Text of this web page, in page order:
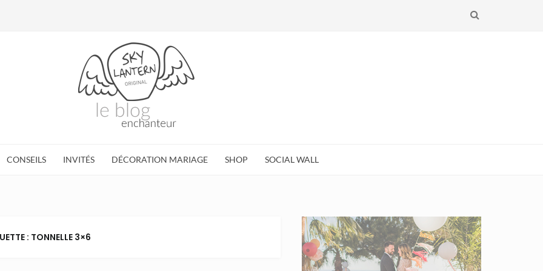
RECHERCHE
CONSEILS INVITÉS DÉCORATION MARIAGE SHOP SOCIAL WALL
: TONNELLE 3×6